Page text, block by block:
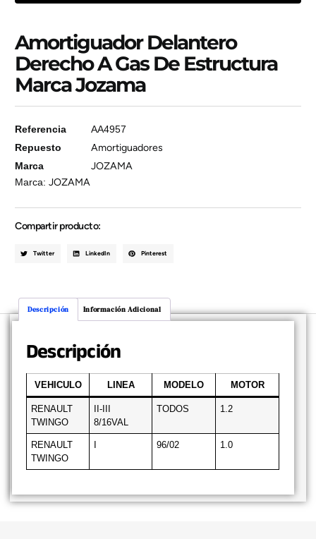
Amortiguador Delantero
Derecho A Gas De Estructura
Marca Jozama
Referencia
AA4957
Repuesto
Amortiguadores
Marca JOZAMA
Marca:JOZAMA
Compartir producto:
Twitter LinkedIn Pinterest
Descripción Información Adicional
Descripción
VEHICULO LINEA MODELO MOTOR
RENAULT
TWINGO
II-III
8/16VAL
TODOS 1.2
RENAULT
TWINGO
96/02 1.0